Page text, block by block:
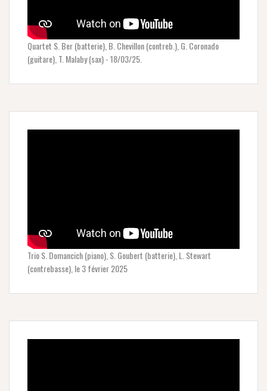
Quartet S. Ber (batterie), B. Chevillon (contreb.), G. Coronado
(guitare), T. Malaby (sax) - 18/03/25.
Trio S. Domancich (piano), S. Goubert (batterie), L. Stewart
(contrebasse), le 3 février 2025